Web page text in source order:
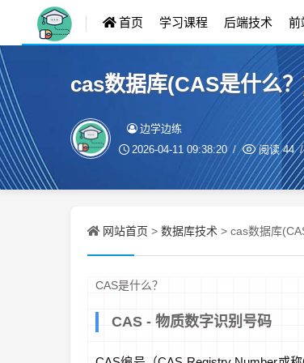
首页 学习课程 后端技术 前
cas数据库(CAS是什么
边学边练
2026-04-11 09:38:20 阅读44
网站首页 > 数据库技术 > cas数据库
CAS是什么？
CAS - 物质数字识别号码